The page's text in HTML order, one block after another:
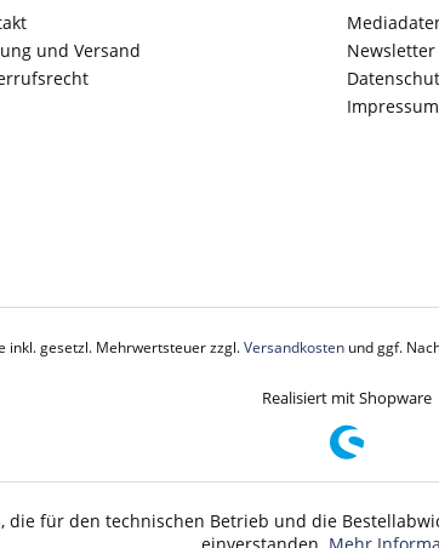
und Versand
Newsletter
Impressum
inkl. gesetzl. Mehrwertsteuer zzgl.Versandkostenund ggf.
Realisiert mit Shopware
die für den technischen Betrieb und die